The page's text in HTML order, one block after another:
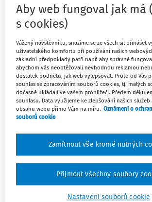
VÝKLAD PRAXE
Jak stanovit přípustnou
manipulačních jednotek
Ing. Petr Kurtin
Vydáno:13. 7. 2026Délka:07:40
VÝKLAD PRAXE
Proč je důležité znát
zaměstnanců
Ing. Petr Kurtin
Vydáno:16. 6. 2026Délka:06:34
VÝKLAD PRAXE
Odbornost v BOZP u firem
zaměstnanců podle zákona
Aby web fungoval jak má
s cookies)
Vážený návštěvníku, snažíme se ze všech sil přinášet
uživatelského komfortu při používání našich
základní předpoklady patří např. aby správně
abychom vás neobtěžovali nevhodnou reklamou
dostatek podnětů, jak web vylepšovat. Proto od Vás
souhlas se zpracováním souborů cookies, tj. malých
dočasně ukládají ve vašem prohlížeči. Předem
souhlasu. Data využijeme ke zlepšování našich
obsahu webu přímo Vám na míru. Oznámení o
souborů cookie
Nastavení souborů cookie
Zamítnout vše kromě nutných
Přijmout všechny soubory